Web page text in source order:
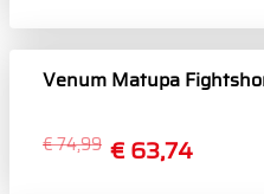
Venum Matupa
€ 63,74
€ 74,99